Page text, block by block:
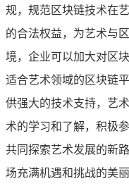
规，规范区块链技术在
的合法权益，为艺术与
境，企业可以加大对区
适合艺术领域的区块链
供强大的技术支持，艺
术的学习和了解，积极
共同探索艺术发展的新
场充满机遇和挑战的美